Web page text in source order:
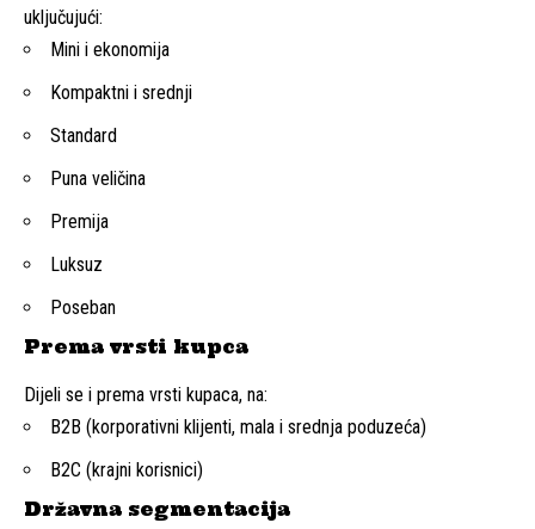
uključujući:
Mini i ekonomija
Kompaktni i srednji
Standard
Puna veličina
Premija
Luksuz
Poseban
Prema vrsti kupca
Dijeli se i prema vrsti kupaca, na:
B2B (korporativni klijenti, mala i srednja poduzeća)
B2C (krajni korisnici)
Državna segmentacija